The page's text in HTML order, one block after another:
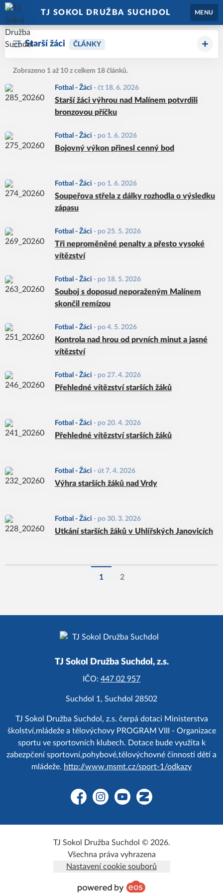
TJ SOKOL DRUŽBA SUCHDOL MENU
Starší žáci ČLÁNKY
Zobrazeno 1 až 10 z celkem 18 článků.
Fotbal - Žáci - čt 18. 6. 2026
Starší žáci výhrou nad Malínem potvrdili
bronzovou příčku
Fotbal - Žáci - po 1. 6. 2026
Bojovný výkon přinesl cenný bod
Fotbal - Žáci - po 1. 6. 2026
Soupeřova střela z dálky rozhodla o výsledku
zápasu
Fotbal - Žáci - po 25. 5. 2026
Tři neproměněné penalty a přesto vysoké
vítězství
Fotbal - Žáci - po 18. 5. 2026
Souboj s doposud neporaženým Malínem
skončil remízou
Fotbal - Žáci - po 4. 5. 2026
Kontrola nad hrou od prvních minut a jasné
vítězství
Fotbal - Žáci - po 27. 4. 2026
Přehledné vítězství starších žáků
Fotbal - Žáci - po 20. 4. 2026
Přehledné vítězství starších žáků
Fotbal - Žáci - út 7. 4. 2026
Výhra starších žáků nad Vrdy
Fotbal - Žáci - po 30. 3. 2026
Utkání starších žáků v Uhlířských Janovicích
1 2
TJ Sokol Družba Suchdol, z.s.
IČO: 447 02 957
Suchdol 1, Suchdol 28502
TJ Sokol Družba Suchdol, z.s. čerpá dotaci Ministerstva
školství,mládeže a tělovýchovy PROGRAM VIII - Organizace
sportu ve sportovních klubech. Dotace bude využita k
zabezpčení sportovní,pohybové,tělovýchovné činnosti dětí a
mládeže. http://www.msmt.cz/sport-1/odkazy
FacebookInstagramYouTubeZonerama
TJ Sokol Družba Suchdol © 2026.
Všechna práva vyhrazena
Nastavení cookie souborů